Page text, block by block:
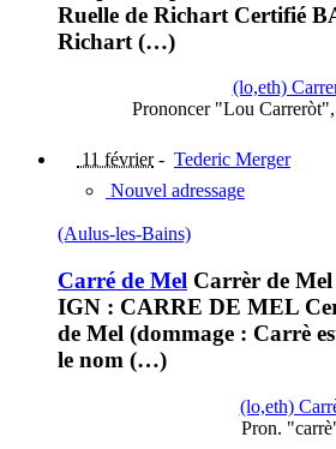
Ruelle de Richart Certifié
Richart (…)
(lo,eth)
Prononcer "Lou
11 février- Tederic Merger
Nouvel adressage
(Aulus-les-Bains)
Carré de Mel Carrèr de Mel
IGN : CARRE DE MEL
de Mel (dommage : Carrè
le nom (…)
(lo,eth)
Pron.